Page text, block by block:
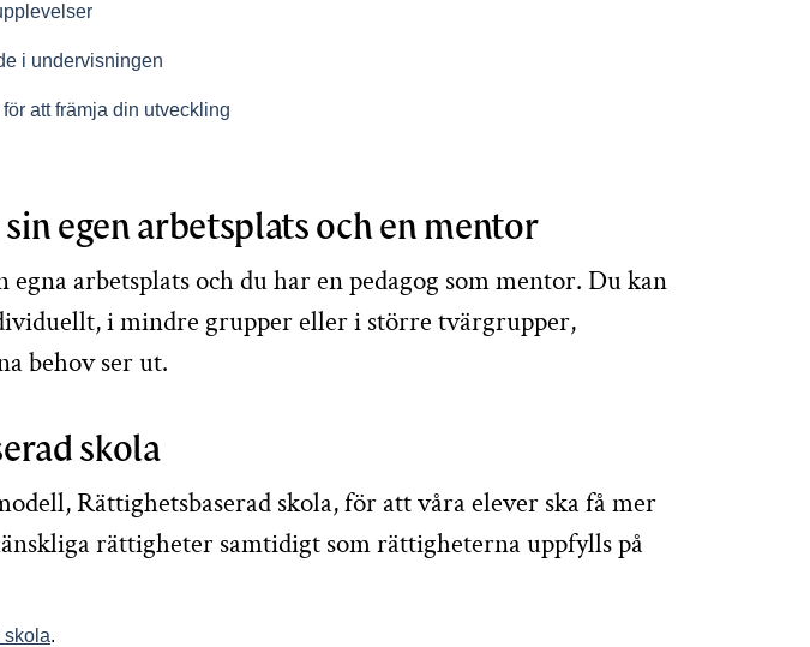
Kungsholmen
Mälarhöjden
Umeå
i undervisningen
att främja din utveckling
egen arbetsplats och en mentor
egna arbetsplats och du har en pedagog som mentor. Du kan
i mindre grupper eller i större tvärgrupper,
behov ser ut.
skola
Rättighetsbaserad skola, för att våra elever ska få mer
rättigheter samtidigt som rättigheterna uppfylls på
skola.